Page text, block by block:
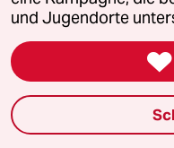
in
(man
sich eine
hat, dass
die
und Jugendorte
